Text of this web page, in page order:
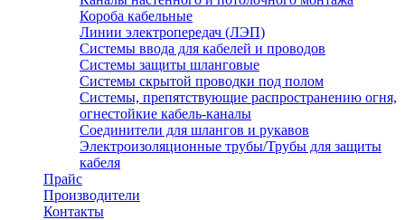
Короба кабельные
Линии электропередач (ЛЭП)
Системы ввода для кабелей и проводов
Системы защиты шланговые
Системы скрытой проводки под полом
Системы, препятствующие распространению огня,
огнестойкие кабель-каналы
Соединители для шлангов и рукавов
Электроизоляционные трубы/Трубы для защиты
кабеля
Прайс
Производители
Контакты